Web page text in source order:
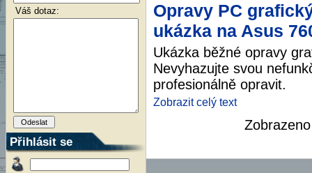
Váš dotaz:
Přihlásit se
Opravy PC
ukázka na Asus
Ukázka běžné opravy
Nevyhazujte svou
profesionálně opravit.
Zobrazit celý text